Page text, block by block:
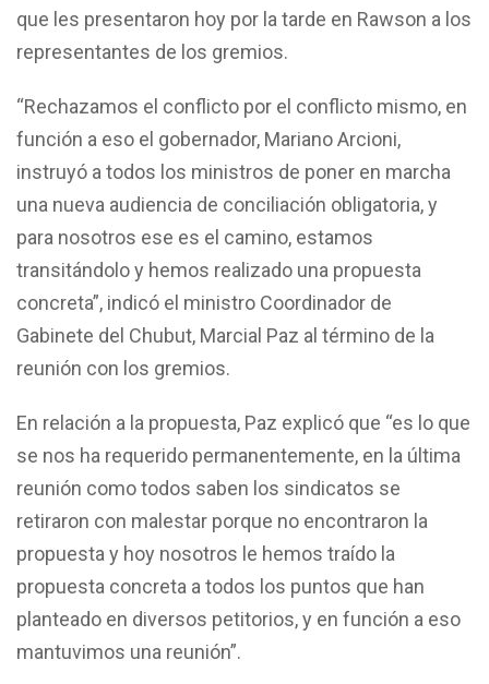
que les presentaron hoy por la tarde en Rawson a los
representantes de los gremios.
“Rechazamos el conflicto por el conflicto mismo, en
función a eso el gobernador, Mariano Arcioni,
instruyó a todos los ministros de poner en marcha
una nueva audiencia de conciliación obligatoria, y
para nosotros ese es el camino, estamos
transitándolo y hemos realizado una propuesta
concreta”, indicó el ministro Coordinador de
Gabinete del Chubut, Marcial Paz al término de la
reunión con los gremios.
En relación a la propuesta, Paz explicó que “es lo que
se nos ha requerido permanentemente, en la última
reunión como todos saben los sindicatos se
retiraron con malestar porque no encontraron la
propuesta y hoy nosotros le hemos traído la
propuesta concreta a todos los puntos que han
planteado en diversos petitorios, y en función a eso
mantuvimos una reunión”.